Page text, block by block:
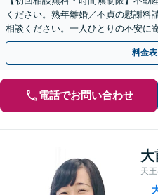
ください。熟年離婚／不貞の慰謝料
相談ください。一人ひとりの不安に
せるよう、全力でお守りします。
料金
電話でお問い合わせ
大
天